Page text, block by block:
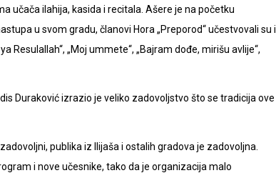
učača ilahija, kasida i recitala. Ašere je na početku
u svom gradu, članovi Hora „Preporod“ učestvovali su i
Resulallah“, „Moj ummete“, „Bajram dođe, mirišu avlije“,
Duraković izrazio je veliko zadovoljstvo što se tradicija ove
publika iz Ilijaša i ostalih gradova je zadovoljna.
i nove učesnike, tako da je organizacija malo